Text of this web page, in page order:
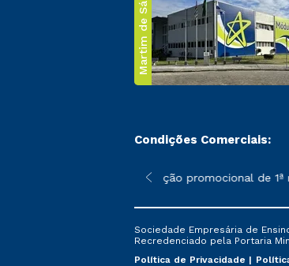
Martim de Sá
Condições Comerciais:
sofrer alterações nos períodos de
*A condição promocional de 1ª
Sociedade Empresária de
Recredenciado pela Portaria
Política de Privacidade